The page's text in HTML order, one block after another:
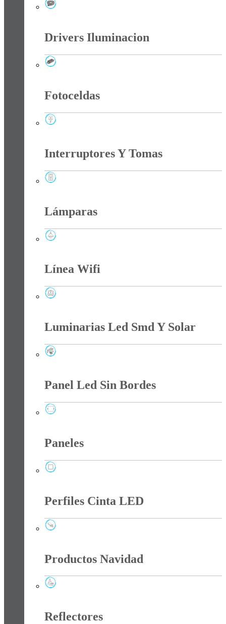
Drivers Iluminacion
Fotoceldas
Interruptores Y Tomas
Lámparas
Línea Wifi
Luminarias Led Smd Y Solar
Panel Led Sin Bordes
Paneles
Perfiles Cinta LED
Productos Navidad
Reflectores